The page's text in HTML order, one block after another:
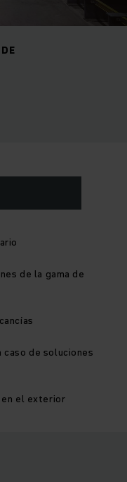
de la gama de
caso de soluciones
en el exterior